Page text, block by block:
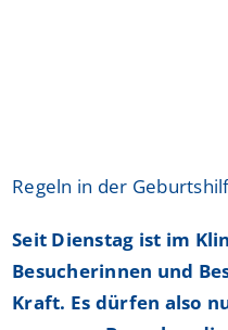
Regeln in der
Seit Dienstag ist im
Besucherinnen und
Kraft. Es dürfen also